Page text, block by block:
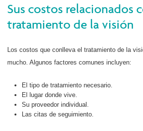
Sus costos relacionados
tratamiento de la visión
Los costos que conlleva el tratamiento de la
mucho. Algunos factores comunes incluyen:
El tipo de tratamiento necesario.
El lugar donde vive.
Su proveedor individual.
Las citas de seguimiento.